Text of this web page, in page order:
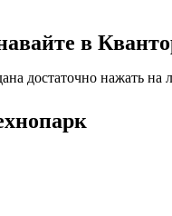
в
достаточно нажать на